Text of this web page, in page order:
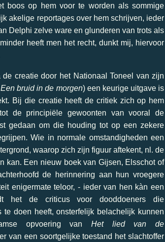
boos op hem voor te worden als sommige
akelige reportages over hem schrijven, ieder
Delphi zelve ware en glunderen van trots als
heeft men het recht, dunkt mij, hiervoor
creatie door het Nationaal Toneel van zijn
Een bruid in de morgen) een keurige uitgave is
Bij die creatie heeft de critiek zich op hem
de principiële gewoonten van vooral de
gedaan om die houding tot op een zekere
Wie in normale omstandigheden een
waarop zich zijn figuur aftekent, nl. de
kan. Een nieuw boek van Gijsen, Elsschot of
de herinnering aan hun vroegere
enigermate teloor, - ieder van hen kàn een
het de criticus voor dooddoeners die
doen heeft, onsterfelijk belachelijk kunnen
opvoering van
Het lied van de
van een soortgelijke toestand het slachtoffer